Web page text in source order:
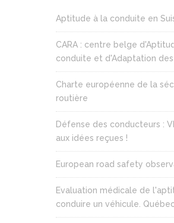
Aptitude à la conduite en
CARA : centre belge
conduite et d'Adaptation
Charte européenne de la
routière
Défense des conducteurs :
aux idées reçues !
European road safety
Evaluation médicale de
conduire un véhicule.